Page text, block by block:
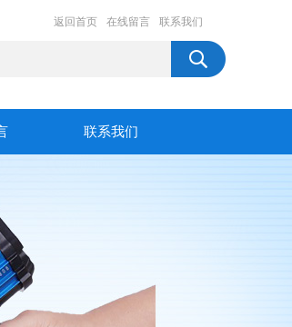
返回首页 在线留言 联系我们
联系我们